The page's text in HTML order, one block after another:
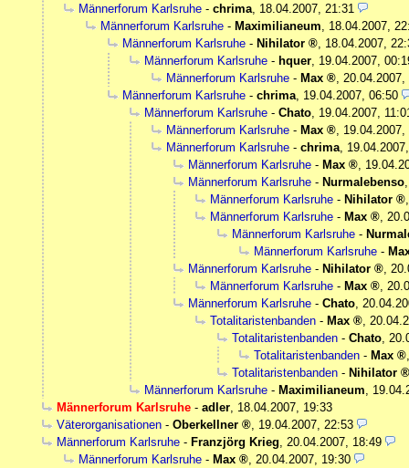
Männerforum Karlsruhe - chrima, 18.04.2007, 21:31
Männerforum Karlsruhe - Maximilianeum, 18.04.2007,
Männerforum Karlsruhe - Nihilator , 18.04.2007,
Männerforum Karlsruhe - hquer, 19.04.2007,
Männerforum Karlsruhe - Max , 20.04.2007,
Männerforum Karlsruhe - chrima, 19.04.2007, 06:50
Männerforum Karlsruhe - Chato, 19.04.2007,
Männerforum Karlsruhe - Max , 19.04.2007,
Männerforum Karlsruhe - chrima,
Männerforum Karlsruhe - Max ,
Männerforum Karlsruhe - Nurmalebenso
Männerforum Karlsruhe - Nihilator
Männerforum Karlsruhe - Max ,
Männerforum Karlsruhe -
Männerforum Karlsruhe -
Männerforum Karlsruhe - Nihilator ,
Männerforum Karlsruhe - Max ,
Männerforum Karlsruhe - Chato,
Totalitaristenbanden - Max ,
Totalitaristenbanden - Chato,
Totalitaristenbanden - Max
Totalitaristenbanden - Nihilator
Männerforum Karlsruhe - Maximilianeum,
Männerforum Karlsruhe - adler, 18.04.2007, 19:33
Väterorganisationen - Oberkellner , 19.04.2007, 22:53
Männerforum Karlsruhe - Franzjörg Krieg, 20.04.2007, 18:49
Männerforum Karlsruhe - Max , 20.04.2007, 19:30